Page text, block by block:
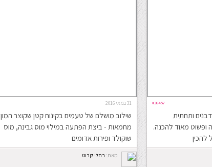
#38457
ותחתית
אפייה ופשוט מאוד להכנה.
להכין
31 במאי 2016
שילוב מושלם של טעמים בקינוח קטן שקוצר המון
מחמאות - ביצת הפתעה במילוי מוס גבינה, מוס
שוקולד ופירות אדומים
מאת: רחלי קרוט